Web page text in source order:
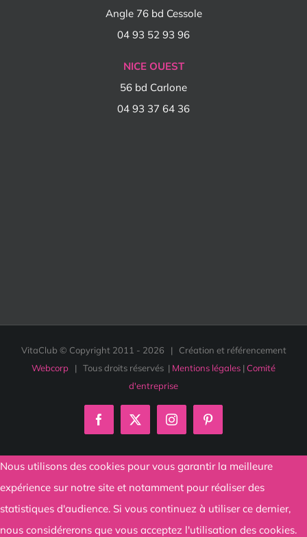
Angle 76 bd Cessole
04 93 52 93 96
NICE OUEST
56 bd Carlone
04 93 37 64 36
VitaClub © Copyright 2011 - 2026 | Création et référencement
Webcorp | Tous droits réservés | Mentions légales |Comité
d'entreprise
Facebook
X InstagramPinterest
Nous utilisons des cookies pour vous garantir la meilleure
expérience sur notre site et notamment pour réaliser des
statistiques d'audience. Si vous continuez à utiliser ce dernier,
nous considérerons que vous acceptez l'utilisation des cookies.